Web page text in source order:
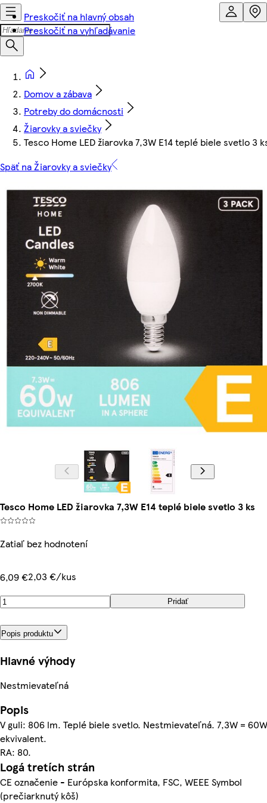
Preskočiť na hlavný obsah
Preskočiť na vyhľadávanie
Domov a zábava
Potreby do domácnosti
Žiarovky a sviečky
Tesco Home LED žiarovka 7,3W E14 teplé biele svetlo 3
Späť na Žiarovky a sviečky
Tesco Home LED žiarovka 7,3W E14 teplé biele svetlo 3 ks
Zatiaľ bez hodnotení
6,09 €2,03 €/kus
Pridať
Popis produktu
Hlavné výhody
Nestmievateľná
Popis
V guli: 806 lm. Teplé biele svetlo. Nestmievateľná. 7,3W = 60W
ekvivalent.
RA: 80.
Logá tretích strán
CE označenie - Európska konformita, FSC, WEEE Symbol
(prečiarknutý kôš)